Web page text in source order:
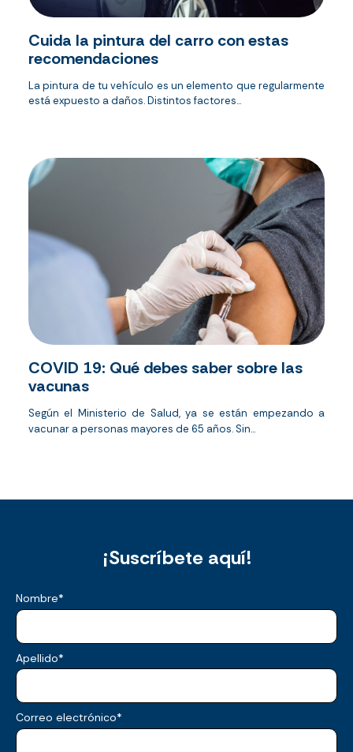
Cuida la pintura del carro con estas
recomendaciones
La pintura de tu vehículo es un elemento que regularmente
está expuesto a daños. Distintos factores...
COVID 19: Qué debes saber sobre las
vacunas
Según el Ministerio de Salud, ya se están empezando a
vacunar a personas mayores de 65 años. Sin...
¡Suscríbete aquí!
Nombre*
Apellido*
Correo electrónico*